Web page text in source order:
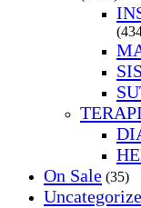
On Sale (35)